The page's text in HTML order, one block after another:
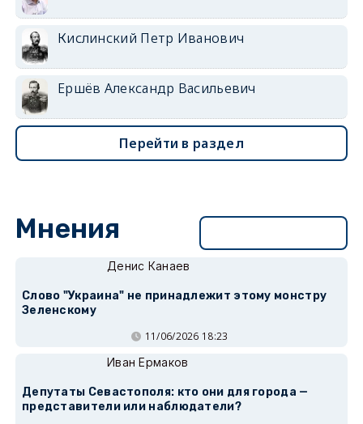
Кислинский Петр Иванович
Ершёв Александр Васильевич
Перейти в раздел
Мнения
Денис Канаев
Слово "Украина" не принадлежит этому монстру
Зеленскому
11/06/2026 18:23
Иван Ермаков
Депутаты Севастополя: кто они для города —
представители или наблюдатели?